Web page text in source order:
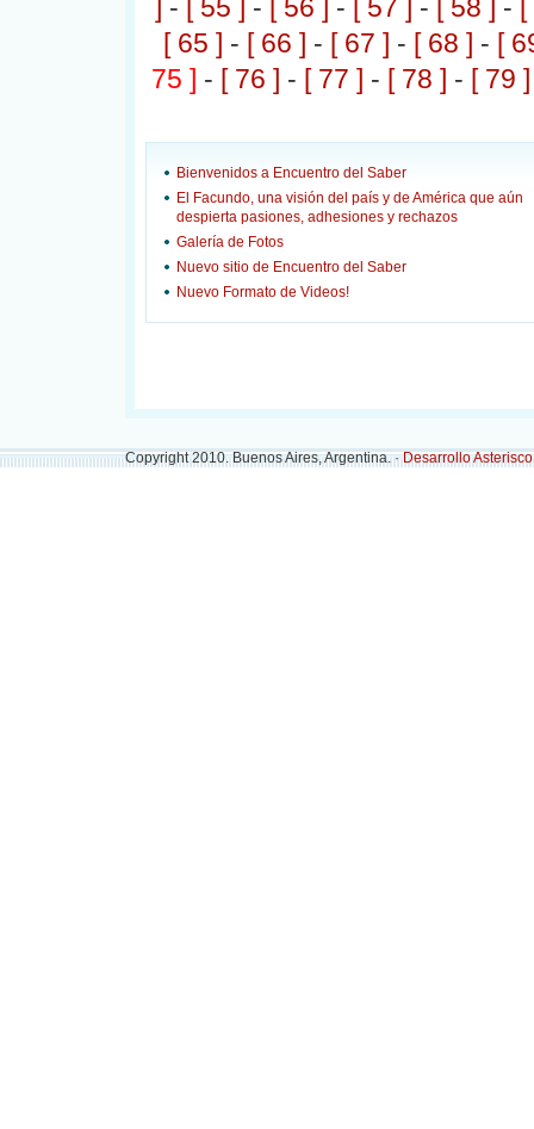
] - [ 55 ] - [ 56 ] - [ 57 ] - [ 58 ] - [
[ 65 ] - [ 66 ] - [ 67 ] - [ 68 ] - [
75 ] - [ 76 ] - [ 77 ] - [ 78 ] - [ 79 ]
Bienvenidos a Encuentro del Saber
El Facundo, una visión del país y de América que aún
despierta pasiones, adhesiones y rechazos
Galería de Fotos
Nuevo sitio de Encuentro del Saber
Nuevo Formato de Videos!
Copyright 2010. Buenos Aires, Argentina. ·Desarrollo